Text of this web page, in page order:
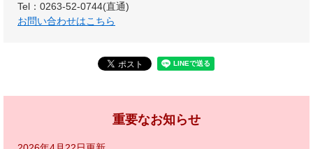
Tel：0263-52-0744(直通)
お問い合わせはこちら
重要なお知らせ